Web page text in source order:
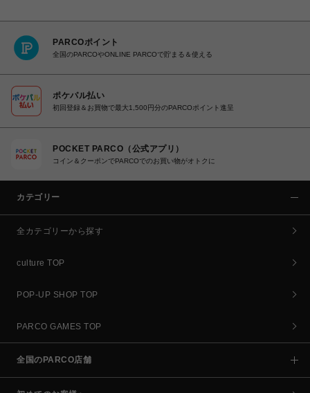
PARCOポイント
全国のPARCOやONLINE PARCOで貯まる＆使える
ポケパル払い
初回登録＆お買物で最大1,500円分のPARCOポイント進呈
POCKET PARCO（公式アプリ）
コイン＆クーポンでPARCOでのお買い物がオトクに
カテゴリー
全カテゴリーから探す
culture TOP
POP-UP SHOP TOP
PARCO GAMES TOP
全国のPARCO店舗